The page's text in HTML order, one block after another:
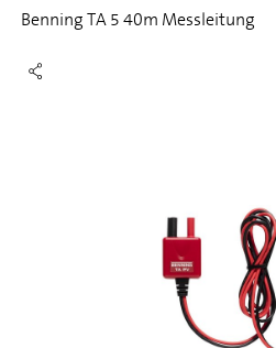
Benning TA 5 40m Messleitung